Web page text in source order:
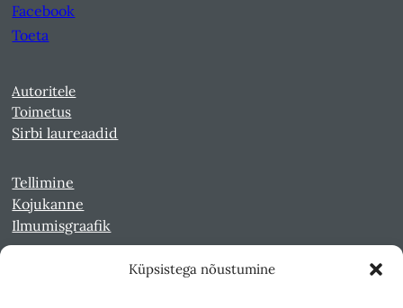
Küpsistega nõustumine
Facebook
Toeta
Autoritele
Toimetus
Sirbi laureaadid
Tellimine
Kojukanne
Ilmumisgraafik